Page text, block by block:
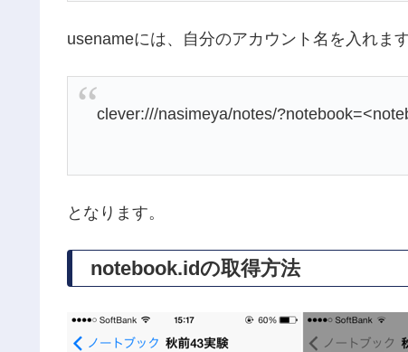
usenameには、自分のアカウント名を入れま
clever:///nasimeya/notes/
となります。
notebook.idの取得方法